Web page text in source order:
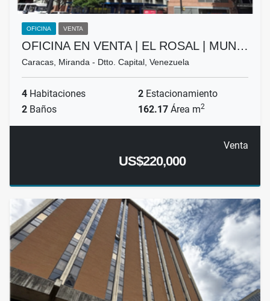
OFICINA VENTA
OFICINA EN VENTA | EL ROSAL | MUN…
Caracas, Miranda - Dtto. Capital, Venezuela
4 Habitaciones 2 Estacionamiento
2 Baños 162.17 Área m2
Venta
US$220,000